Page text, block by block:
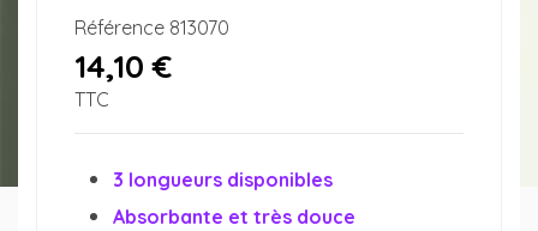
Référence 813070
14,10 €
TTC
3 longueurs disponibles
Absorbante et très douce